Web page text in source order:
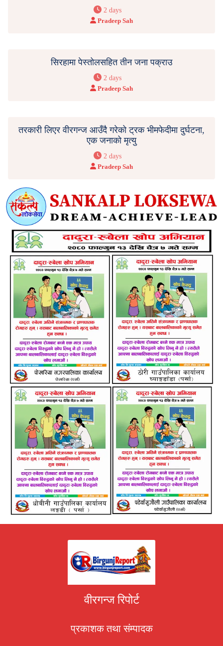
2 days
Pradeep Sah
सिरहामा पेस्तोलसहित तीन जना पक्राउ
2 days
Pradeep Sah
तरकारी लिएर वीरगन्ज आउँदै गरेको ट्रक भीमफेदीमा दुर्घटना,
एक जनाको मृत्यु
2 days
Pradeep Sah
वीरगन्ज रिपोर्ट
प्रकाशक तथा संम्पादक